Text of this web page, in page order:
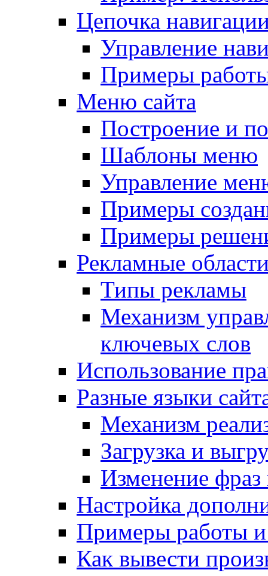
Цепочка
Управление
Примеры
Меню сайта
Построение и
Шаблоны меню
Управление
Примеры
Примеры
Рекламные
Типы рекламы
Механизм
ключевых слов
Использование
Разные языки
Механизм
Загрузка и
Изменение
Настройка
Примеры работы
Как вывести